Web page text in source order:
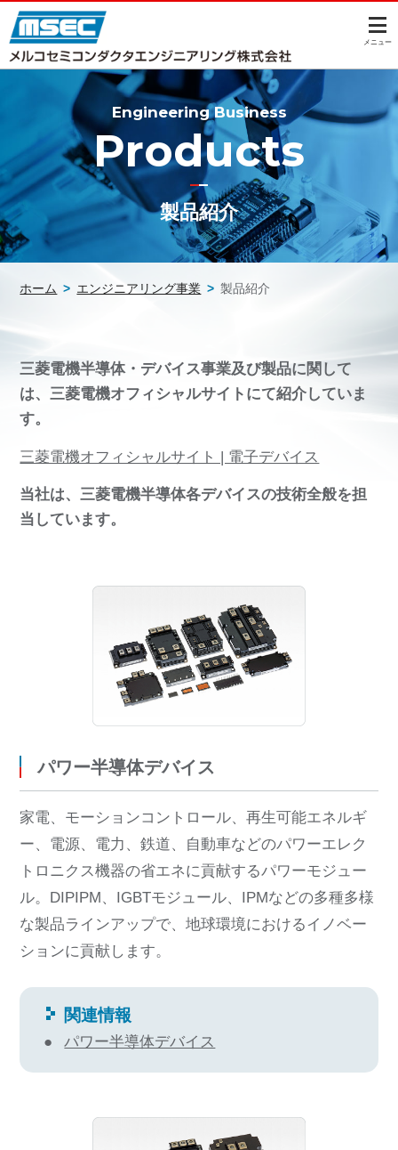
メニュー
Engineering Business
Products
製品紹介
ホーム > エンジニアリング事業 > 製品紹介
三菱電機半導体・デバイス事業及び製品に関して
は、三菱電機オフィシャルサイトにて紹介していま
す。
三菱電機オフィシャルサイト | 電子デバイス
当社は、三菱電機半導体各デバイスの技術全般を担
当しています。
パワー半導体デバイス
家電、モーションコントロール、再生可能エネルギ
ー、電源、電力、鉄道、自動車などのパワーエレク
トロニクス機器の省エネに貢献するパワーモジュー
ル。DIPIPM、IGBTモジュール、IPMなどの多種多様
な製品ラインアップで、地球環境におけるイノベー
ションに貢献します。
関連情報
パワー半導体デバイス